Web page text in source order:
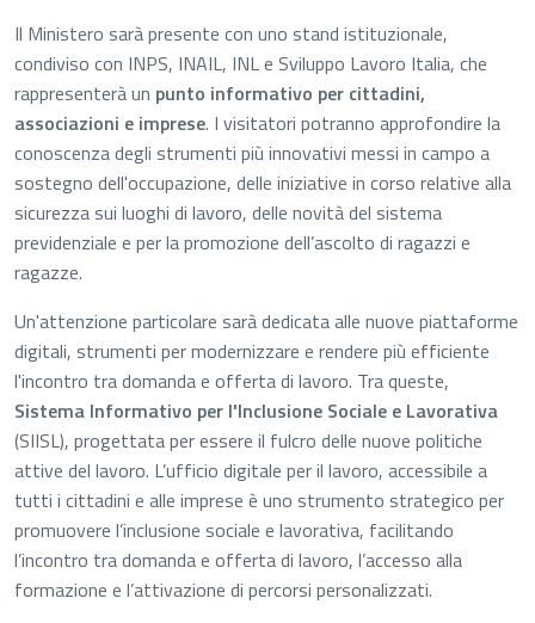
Il Ministero sarà presente con uno stand istituzionale,
condiviso con INPS, INAIL, INL e Sviluppo Lavoro Italia, che
rappresenterà un punto informativo per cittadini,
associazioni e imprese. I visitatori potranno approfondire la
conoscenza degli strumenti più innovativi messi in campo a
sostegno dell'occupazione, delle iniziative in corso relative alla
sicurezza sui luoghi di lavoro, delle novità del sistema
previdenziale e per la promozione dell’ascolto di ragazzi e
ragazze.
Un'attenzione particolare sarà dedicata alle nuove piattaforme
digitali, strumenti per modernizzare e rendere più efficiente
l'incontro tra domanda e offerta di lavoro. Tra queste,
Sistema Informativo per l'Inclusione Sociale e Lavorativa
(SIISL), progettata per essere il fulcro delle nuove politiche
attive del lavoro. L’ufficio digitale per il lavoro, accessibile a
tutti i cittadini e alle imprese è uno strumento strategico per
promuovere l’inclusione sociale e lavorativa, facilitando
l’incontro tra domanda e offerta di lavoro, l’accesso alla
formazione e l’attivazione di percorsi personalizzati.